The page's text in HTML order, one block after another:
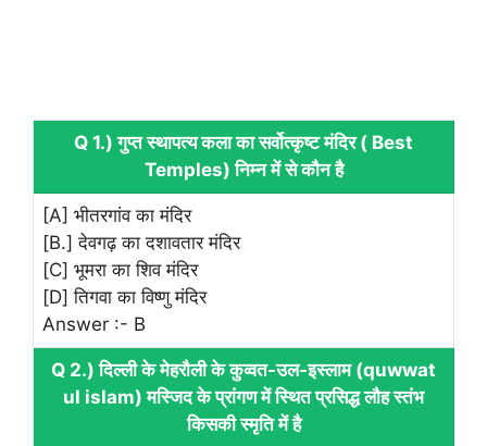
Q 1.) गुप्त स्थापत्य कला का सर्वोत्कृष्ट मंदिर ( Best
Temples) निम्न में से कौन है
[A] भीतरगांव का मंदिर
[B.] देवगढ़ का दशावतार मंदिर
[C] भूमरा का शिव मंदिर
[D] तिगवा का विष्णु मंदिर
Answer :- B
Q 2.) दिल्ली के मेहरौली के कुव्वत-उल-इस्लाम (quwwat
ul islam) मस्जिद के प्रांगण में स्थित प्रसिद्ध लौह स्तंभ
किसकी स्मृति में है